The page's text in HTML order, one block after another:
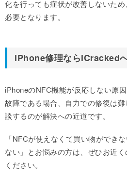
化を行っても症状が改善しないた
必要となります。
iPhone修理ならiCracked
iPhoneのNFC機能が反応しない原
故障である場合、自力での修復は
談するのが解決への近道です。
「NFCが使えなくて買い物ができ
ない」とお悩みの方は、ぜひお近
ください。